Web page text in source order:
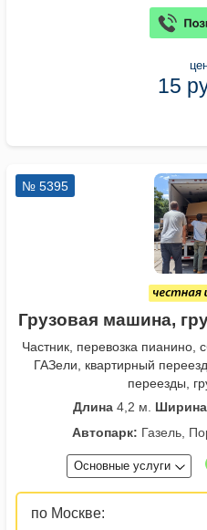
15
№ 5395
Грузовая машина,
Частник, перевозка пианино,
ГАЗели, квартирный
переезды,
Длина4,2 м. Ширина
Автопарк: Газель,
Основные услуги
по Москве: